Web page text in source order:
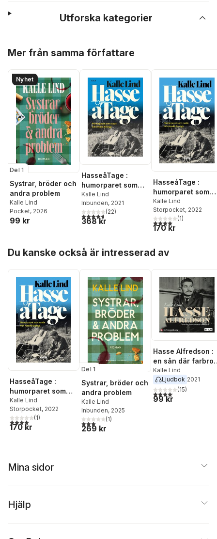
Utforska kategorier
Mer från samma författare
Nyhet
Del 1
Systrar, bröder och
andra problem
Kalle Lind
Pocket, 2026
99 kr
HasseåTage :
humorparet som
roade och retade
Sverige
Kalle Lind
Inbunden, 2021
4,7utav 5 stjärnor. Totalt antal röster:
(22)
368 kr
HasseåTage :
humorparet som
roade och retade
Sverige
Kalle Lind
Storpocket, 2022
4,0utav 5 stjärnor.
(1)
170 kr
Du kanske också är intresserad av
HasseåTage :
humorparet som
roade och retade
Sverige
Kalle Lind
Storpocket, 2022
4,0utav 5 stjärnor. Totalt antal röster:
(1)
170 kr
Del 1
Systrar, bröder och
andra problem
Kalle Lind
Inbunden, 2025
3,0utav 5 stjärnor. Totalt antal röster:
(1)
269 kr
Hasse Alfredson :
en sån där farbror
som ritar och
berättar
Kalle Lind
Ljudbok 2021
4,1utav 5 stjärnor.
(15)
99 kr
Mina sidor
Hjälp